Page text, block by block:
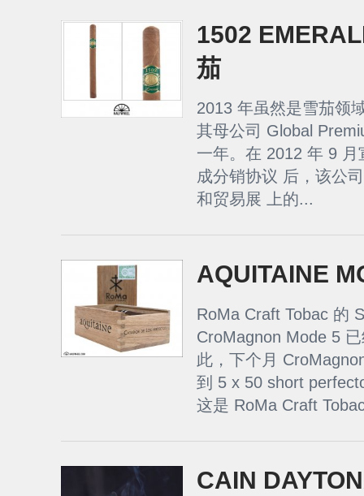
1502
茄
2013 年虽然是雪茄领
其母公司 Global
一年。在 2012 年 9
成分销协议 后，该公
和贸易展 上的...
AQUITAINE
RoMa Craft Tobac 的
CroMagnon Mode 5
此，下个月
到 5 x 50 short
这是 RoMa Craft
CAIN